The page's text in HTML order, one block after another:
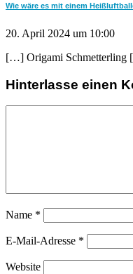
Wie wäre es mit einem
20. April 2024 um 10:00
[…] Origami
Hinterlasse einen
Name *
E-Mail-Adresse *
Website